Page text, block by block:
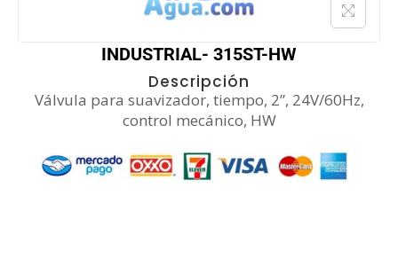
INDUSTRIAL- 315ST-HW
Descripción
Válvula para suavizador, tiempo, 2”, 24V/60Hz,
control mecánico, HW